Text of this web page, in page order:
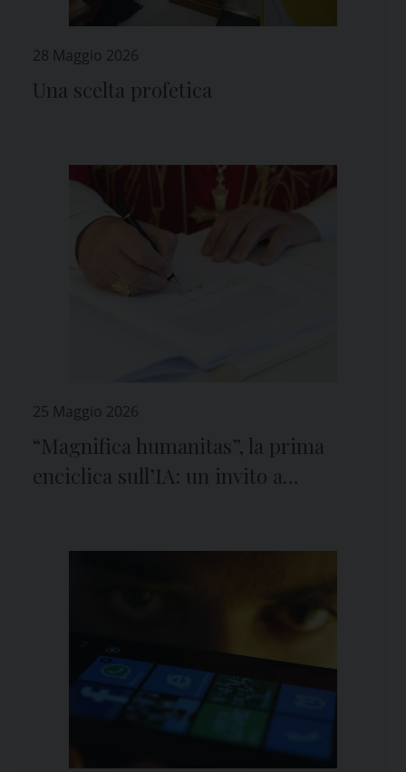
28 Maggio 2026
Una scelta profetica
25 Maggio 2026
“Magnifica humanitas”, la prima
enciclica sull’IA: un invito a